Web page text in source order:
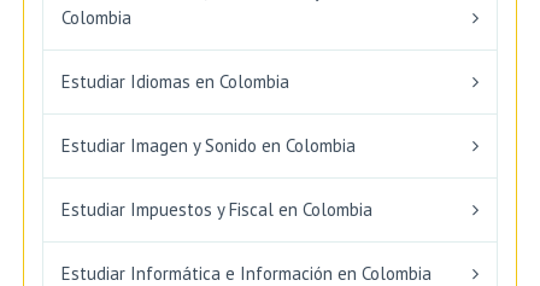
Colombia
Estudiar Idiomas en Colombia
Estudiar Imagen y Sonido en Colombia
Estudiar Impuestos y Fiscal en Colombia
Estudiar Informática e Información en Colombia